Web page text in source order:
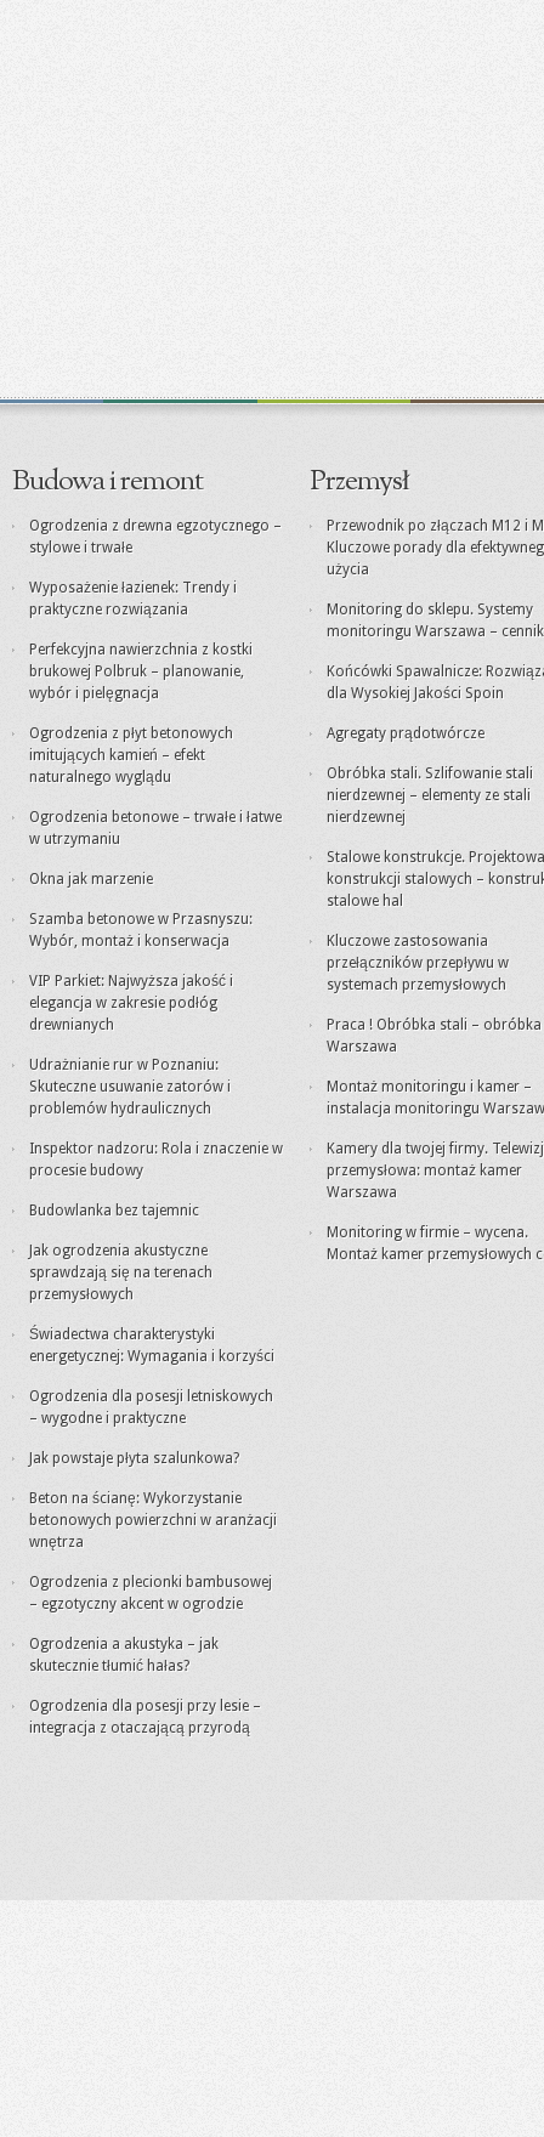
Budowa i remont
Ogrodzenia z drewna egzotycznego –
stylowe i trwałe
Wyposażenie łazienek: Trendy i
praktyczne rozwiązania
Perfekcyjna nawierzchnia z kostki
brukowej Polbruk – planowanie,
wybór i pielęgnacja
Ogrodzenia z płyt betonowych
imitujących kamień – efekt
naturalnego wyglądu
Ogrodzenia betonowe – trwałe i łatwe
w utrzymaniu
Okna jak marzenie
Szamba betonowe w Przasnyszu:
Wybór, montaż i konserwacja
VIP Parkiet: Najwyższa jakość i
elegancja w zakresie podłóg
drewnianych
Udrażnianie rur w Poznaniu:
Skuteczne usuwanie zatorów i
problemów hydraulicznych
Inspektor nadzoru: Rola i znaczenie w
procesie budowy
Budowlanka bez tajemnic
Jak ogrodzenia akustyczne
sprawdzają się na terenach
przemysłowych
Świadectwa charakterystyki
energetycznej: Wymagania i korzyści
Ogrodzenia dla posesji letniskowych
– wygodne i praktyczne
Jak powstaje płyta szalunkowa?
Beton na ścianę: Wykorzystanie
betonowych powierzchni w aranżacji
wnętrza
Ogrodzenia z plecionki bambusowej
– egzotyczny akcent w ogrodzie
Ogrodzenia a akustyka – jak
skutecznie tłumić hałas?
Ogrodzenia dla posesji przy lesie –
integracja z otaczającą przyrodą
Przemysł
Przewodnik po złączach M12 i
Kluczowe porady dla
użycia
Monitoring do sklepu. Systemy
monitoringu Warszawa – cennik
Końcówki Spawalnicze:
dla Wysokiej Jakości Spoin
Agregaty prądotwórcze
Obróbka stali. Szlifowanie stali
nierdzewnej – elementy ze stali
nierdzewnej
Stalowe konstrukcje.
konstrukcji stalowych –
stalowe hal
Kluczowe zastosowania
przełączników przepływu w
systemach przemysłowych
Praca ! Obróbka stali – obróbka
Warszawa
Montaż monitoringu i kamer –
instalacja monitoringu
Kamery dla twojej firmy.
przemysłowa: montaż kamer
Warszawa
Monitoring w firmie – wycena.
Montaż kamer przemysłowych